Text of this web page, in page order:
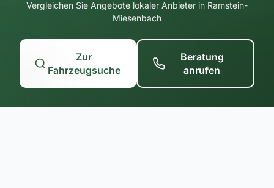
Vergleichen Sie Angebote lokaler Anbieter in Ramstein-
Miesenbach
Zur
Fahrzeugsuche
Beratung
anrufen